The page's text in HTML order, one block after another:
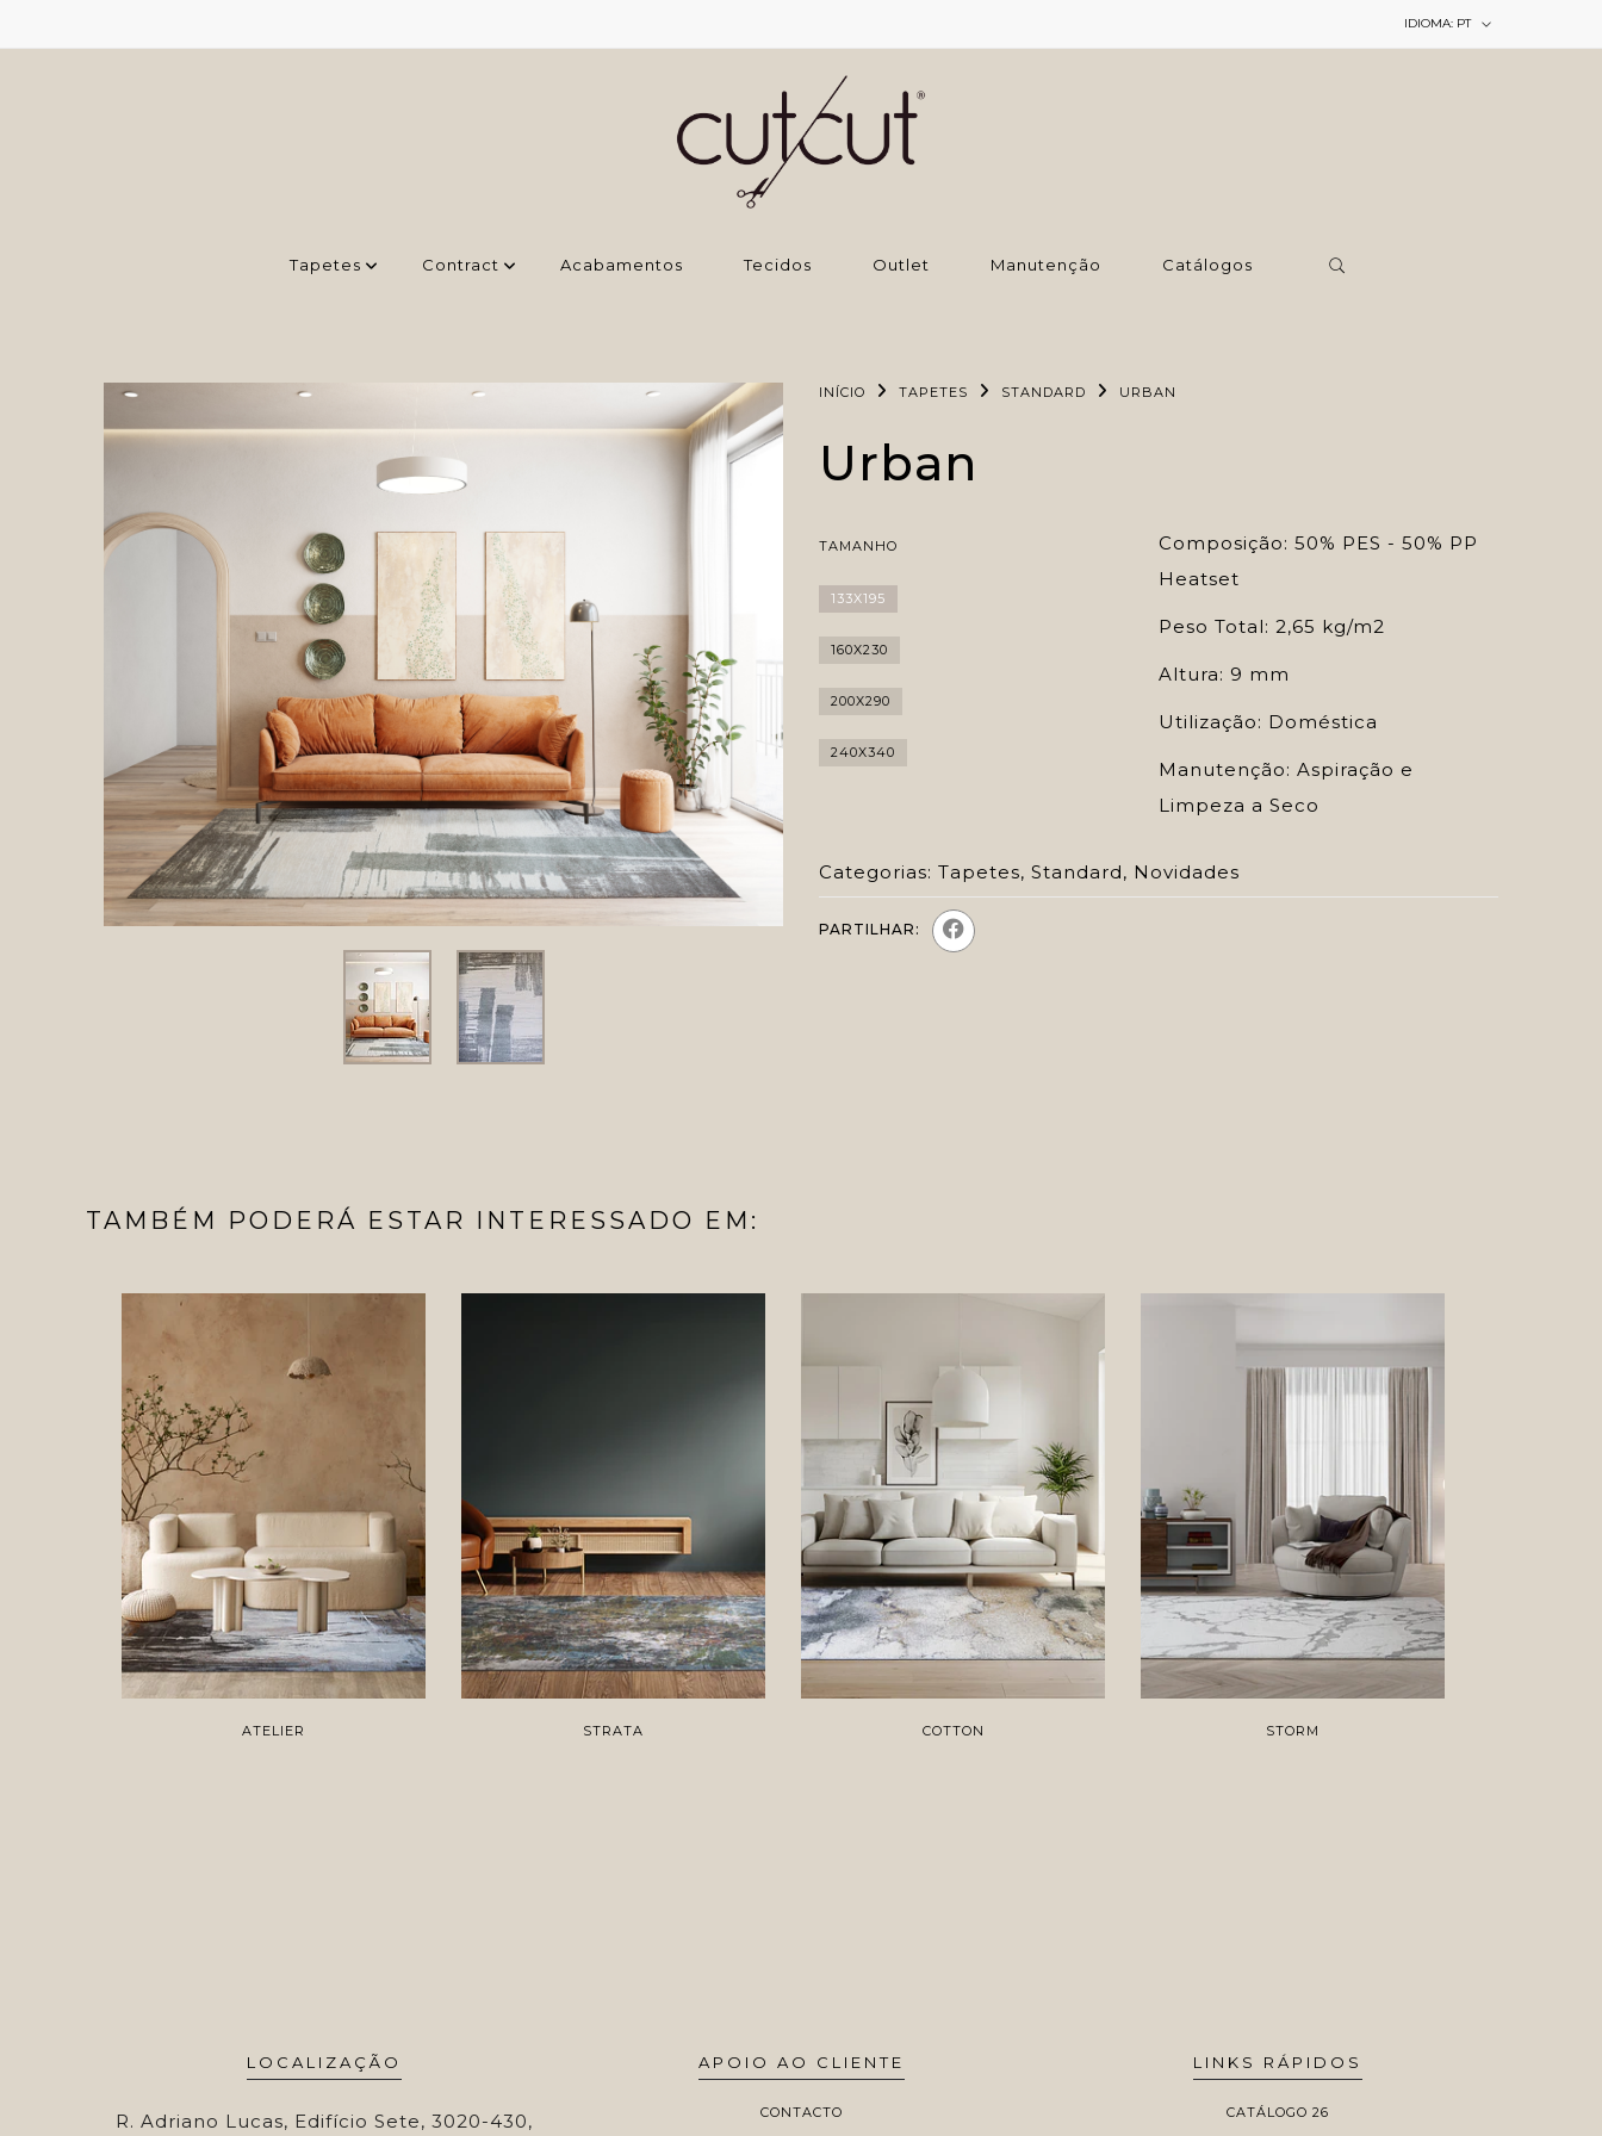
IDIOMA: PT
Tapetes Contract ‌Acabamentos Tecidos Outlet Manutenção Catálogos
INÍCIO TAPETES STANDARD URBAN
Urban
TAMANHO
133X195
160X230
200X290
240X340
Composição: 50% PES - 50% PP
Heatset
Peso Total: 2,65 kg/m2
Altura: 9 mm
Utilização: Doméstica
Manutenção: Aspiração e
Limpeza a Seco
Categorias: Tapetes, Standard, Novidades
PARTILHAR:
TAMBÉM PODERÁ ESTAR INTERESSADO EM:
ATELIER STRATA COTTON STORM
LOCALIZAÇÃO
R. Adriano Lucas, Edifício Sete, 3020-430,
APOIO AO CLIENTE
CONTACTO
LINKS RÁPIDOS
CATÁLOGO 26